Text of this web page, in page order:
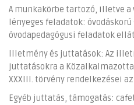
A munkakörbe tartozó, illetve
lényeges feladatok:
óvodapedagógusi feladatok
Illetmény és juttatások: Az
juttatásokra a
XXXIII. törvény rendelkezései
Egyéb juttatás, támogatás: